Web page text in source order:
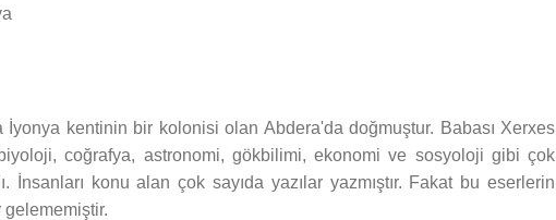
İyonya kentinin bir kolonisi olan Abdera'da doğmuştur. Babası Xerxes
coğrafya, astronomi, gökbilimi, ekonomi ve sosyoloji gibi çok
konu alan çok sayıda yazılar yazmıştır. Fakat bu eserlerin
gelememiştir.